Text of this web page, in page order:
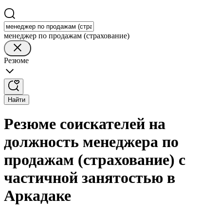
менеджер по продажам (страхование)
Резюме
Найти
Резюме соискателей на
должность менеджера по
продажам (страхование) с
частичной занятостью в
Аркадаке